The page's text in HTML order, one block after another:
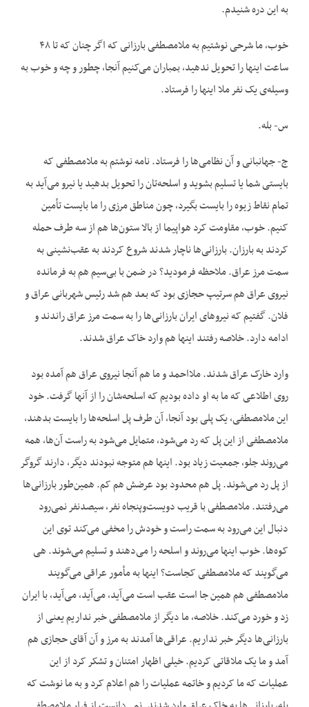
به این دره شنیدم.
خوب، ما شرحی نوشتیم به ملامصطفی بارزانی که اگر چنان که تا ۴۸
ساعت اینها را تحویل ندهید، بمباران می‌کنیم آنجا، چطور و چه و خوب به
وسیله‌ی یک نفر ملا اینها را فرستاد.
س- بله.
ج- جهانبانی و آن نظامی‌ها را فرستاد. نامه نوشتم به ملامصطفی که
بایستی شما یا تسلیم بشوید و اسلحه‌تان را تحویل بدهید یا نیرو می‌آید به
تمام نقاط زیوه را بایست بگیرد، چون مناطق مرزی را ما بایست تأمین
کنیم. خوب، مقاومت کرد هواپیما از بالا ستون‌ها هم از سه طرف حمله
کردند به بارزان. بارزانی‌ها ناچار شدند شروع کردند به عقب‌نشینی به
سمت مرز عراق. ملاحظه فرمودید؟ در ضمن با بی‌سیم هم به فرمانده
نیروی عراق هم سرتیپ حجازی بود که بعد هم شد رئیس شهربانی عراق و
فلان. گفتیم که نیروهای ایران بارزانی‌ها را به سمت مرز عراق راندند و
ادامه دارد. خلاصه رفتند اینها هم وارد خاک عراق شدند.
وارد خارک عراق شدند. ملااحمد و ما هم آنجا نیروی عراق هم آمده بود
روی اطلاعی که ما به او داده بودیم که اسلحه‌شان را از آنها گرفت. خود
این ملامصطفی، یک پلی بود آنجا، آن طرف پل اسلحه‌ها را بایست بدهند،
ملامصطفی از این پل که رد می‌شود، متمایل می‌شود به راست آن‌ها، همه
می‌روند جلو، جمعیت زیاد بود. اینها هم متوجه نبودند دیگر، دارند گروگر
از پل رد می‌شوند. پل هم محدود بود عرضش هم کم. همین‌طور بارزانی‌ها
می‌رفتند. ملامصطفی با قریب دویست‌وپنجاه نفر، سیصدنفر نمی‌رود
دنبال این می‌رود به سمت راست و خودش را مخفی می‌کند توی این
کوه‌ها. خوب اینها می‌روند و اسلحه را می‌دهند و تسلیم می‌شوند. هی
می‌گویند که ملامصطفی کجاست؟ اینها به مأمور عراقی می‌گویند
ملامصطفی هم همین جا است عقب است می‌آید، می‌آید، می‌آید، با ایران
زد و خورد می‌کند. خلاصه، ما دیگر از ملامصطفی خبر نداریم یعنی از
بارزانی‌ها دیگر خبر نداریم. عراقی‌ها آمدند به مرز و آن آقای حجازی هم
آمد و ما یک ملاقاتی کردیم. خیلی اظهار امتنان و تشکر کرد از این
عملیات که ما کردیم و خاتمه عملیات را هم اعلام کرد و به ما نوشت که